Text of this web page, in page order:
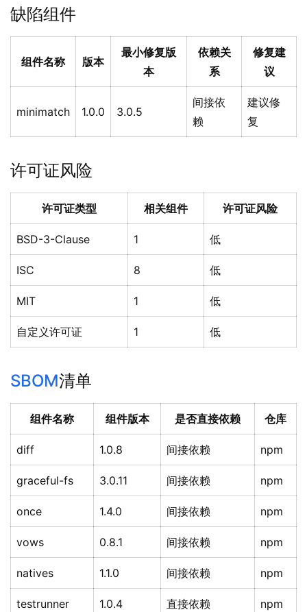
缺陷组件
组件名称 版本
最小修复版
本
依赖关
系
修复建
议
minimatch 1.0.0 3.0.5
间接依
赖
建议修
复
许可证风险
许可证类型 相关组件 许可证风险
BSD-3-Clause 1 低
ISC 8 低
MIT 1 低
自定义许可证 1 低
SBOM清单
组件名称 组件版本 是否直接依赖 仓库
diff 1.0.8 间接依赖 npm
graceful-fs 3.0.11 间接依赖 npm
once 1.4.0 间接依赖 npm
vows 0.8.1 间接依赖 npm
natives 1.1.0 间接依赖 npm
testrunner 1.0.4 直接依赖 npm